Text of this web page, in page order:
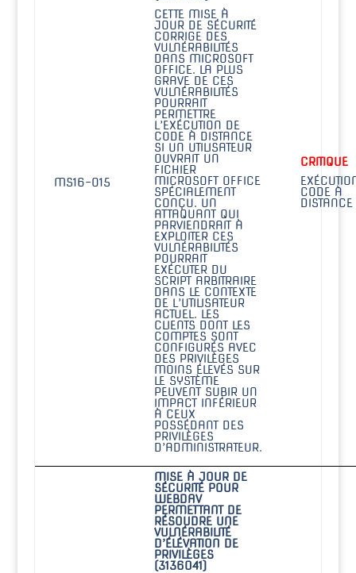
MS16-015
CETTE MISE À
JOUR DE SÉCURITÉ
CORRIGE DES
VULNÉRABILITÉS
DANS MICROSOFT
OFFICE. LA PLUS
GRAVE DE CES
VULNÉRABILITÉS
POURRAIT
PERMETTRE
L’EXÉCUTION DE
CODE À DISTANCE
SI UN UTILISATEUR
OUVRAIT UN
FICHIER
MICROSOFT OFFICE
SPÉCIALEMENT
CONÇU. UN
ATTAQUANT QUI
PARVIENDRAIT À
EXPLOITER CES
VULNÉRABILITÉS
POURRAIT
EXÉCUTER DU
SCRIPT ARBITRAIRE
DANS LE CONTEXTE
DE L’UTILISATEUR
ACTUEL. LES
CLIENTS DONT LES
COMPTES SONT
CONFIGURÉS AVEC
DES PRIVILÈGES
MOINS ÉLEVÉS SUR
LE SYSTÈME
PEUVENT SUBIR UN
IMPACT INFÉRIEUR
À CEUX
POSSÉDANT DES
PRIVILÈGES
D’ADMINISTRATEUR.
CRITIQUE
CODE À
DISTANCE
MISE À JOUR DE
SÉCURITÉ POUR
WEBDAV
PERMETTANT DE
RÉSOUDRE UNE
VULNÉRABILITÉ
D’ÉLÉVATION DE
PRIVILÈGES
(3136041)